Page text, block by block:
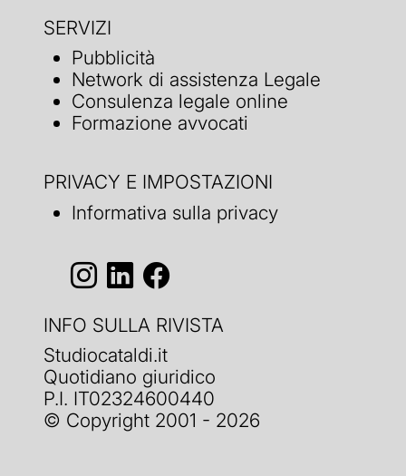
SERVIZI
Pubblicità
Network di assistenza Legale
Consulenza legale online
Formazione avvocati
PRIVACY E IMPOSTAZIONI
Informativa sulla privacy
INFO SULLA RIVISTA
Studiocataldi.it
Quotidiano giuridico
P.I. IT02324600440
© Copyright 2001 - 2026